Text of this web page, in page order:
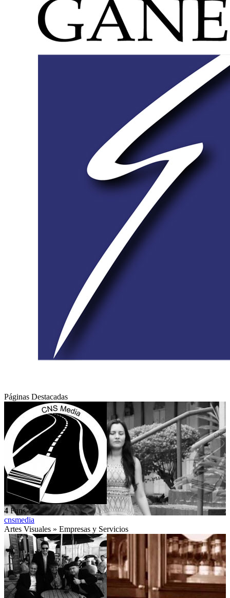
Páginas Destacadas
4 Fans
cnsmedia
Artes Visuales » Empresas y Servicios